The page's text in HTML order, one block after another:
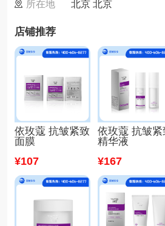
所在地
北京 北京
店铺推荐
依玫蔻 抗皱紧致
面膜
¥107
依玫蔻 抗皱紧
精华液
¥167